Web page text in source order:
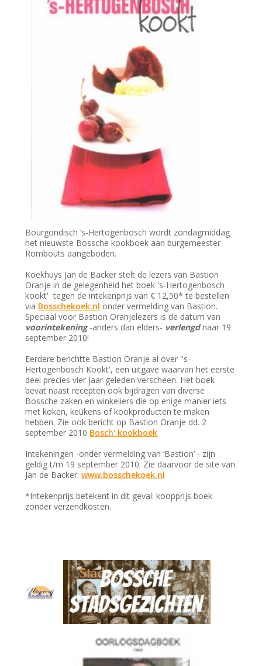
Bourgondisch ’s-Hertogenbosch wordt zondagmiddag
het nieuwste Bossche kookboek aan burgemeester
Rombouts aangeboden.
Koekhuys Jan de Backer stelt de lezers van Bastion
Oranje in de gelegenheid het boek 's-Hertogenbosch
kookt' tegen de intekenprijs van € 12,50* te bestellen
via Bosschekoek.nl onder vermelding van Bastion.
Speciaal voor Bastion Oranjelezers is de datum van
voorintekening-anders dan elders- verlengdnaar 19
september 2010!
Eerdere berichtte Bastion Oranje al over ''s-
Hertogenbosch Kookt', een uitgave waarvan het eerste
deel precies vier jaar geleden verscheen. Het boek
bevat naast recepten ook bijdragen van diverse
Bossche zaken en winkeliers die op enige manier iets
met koken, keukens of kookproducten te maken
hebben. Zie ook bericht op Bastion Oranje dd. 2
september 2010 Bosch' kookboek
Intekeningen -onder vermelding van ‘Bastion’ - zijn
geldig t/m 19 september 2010. Zie daarvoor de site van
Jan de Backer:www.bosschekoek.nl
*Intekenprijs betekent in dit geval: koopprijs boek
zonder verzendkosten.